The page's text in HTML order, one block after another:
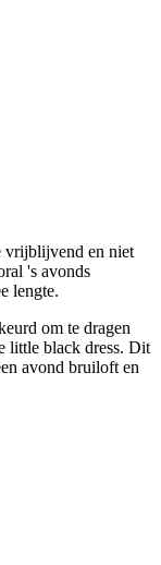
vrijblijvend en niet
's avonds
lengte.
om te dragen
little black dress. Dit
avond bruiloft en